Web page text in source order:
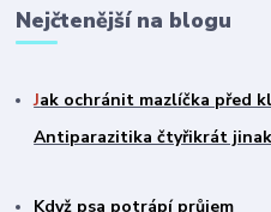
Nejčtenější na blogu
Jak ochránit mazlíčka před
Antiparazitika čtyřikrát jinak
Když psa potrápí průjem